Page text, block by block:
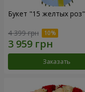
Букет "15 желтых роз"
4 399 грн
Заказать